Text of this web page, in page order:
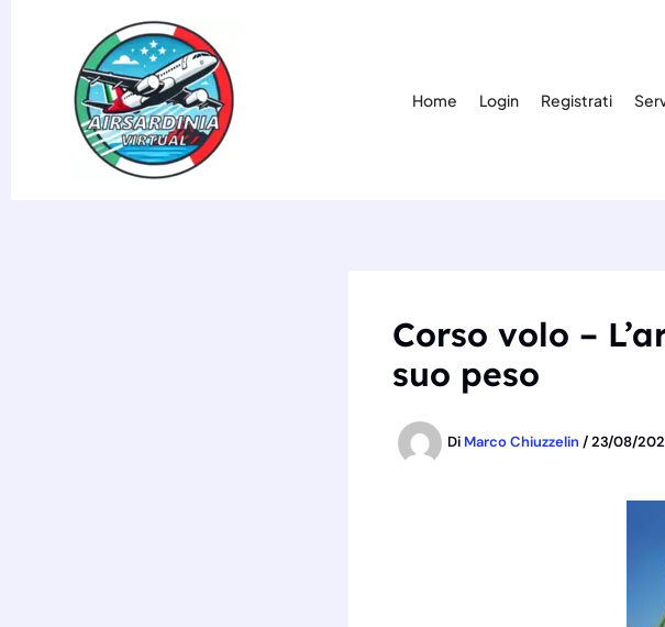
contenuto
Home Login Registrati
Corso volo –
suo peso
Di Marco Chiuzzelin /23/08/